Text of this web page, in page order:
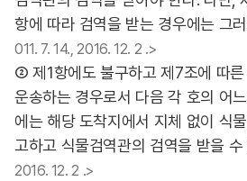
항에 따라 검역을 받는 경우에는 그
011. 7. 14., 2016. 12. 2 .>
② 제1항에도 불구하고 제7조에 따른
운송하는 경우로서 다음 각 호의 어
에는 해당 도착지에서 지체 없이 식
고하고 식물검역관의 검역을 받을 수
2016. 12. 2 .>